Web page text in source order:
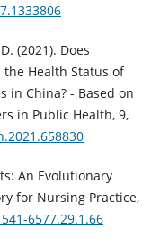
(2021). Does
the Health Status of
in China? - Based on
in Public Health, 9,
An Evolutionary
for Nursing Practice,
6577.29.1.66